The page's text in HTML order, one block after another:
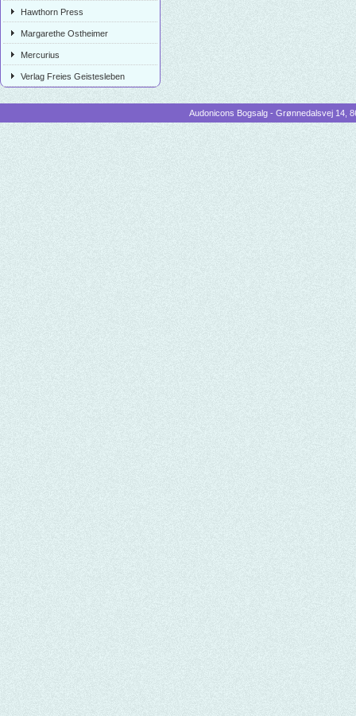
Hawthorn Press
Margarethe Ostheimer
Mercurius
Verlag Freies Geistesleben
Audonicons Bogsalg - Grønnedalsvej 14,